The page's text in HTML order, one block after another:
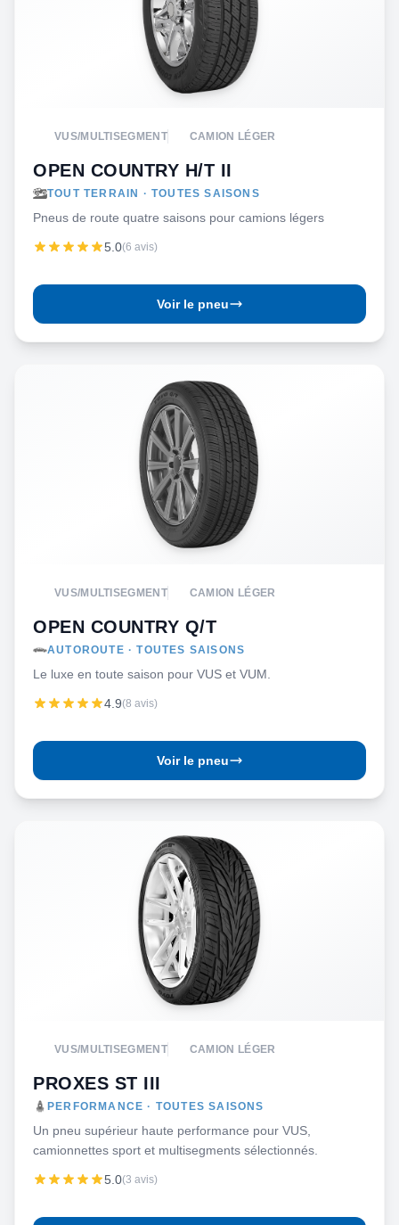
VUS/MULTISEGMENT CAMION LÉGER
OPEN COUNTRY H/T II
TOUT TERRAIN · TOUTES SAISONS
Pneus de route quatre saisons pour camions légers
5.0(6 avis)
Voir le pneu
VUS/MULTISEGMENT CAMION LÉGER
OPEN COUNTRY Q/T
AUTOROUTE · TOUTES SAISONS
Le luxe en toute saison pour VUS et VUM.
4.9(8 avis)
Voir le pneu
VUS/MULTISEGMENT CAMION LÉGER
PROXES ST III
PERFORMANCE · TOUTES SAISONS
Un pneu supérieur haute performance pour VUS,
camionnettes sport et multisegments sélectionnés.
5.0(3 avis)